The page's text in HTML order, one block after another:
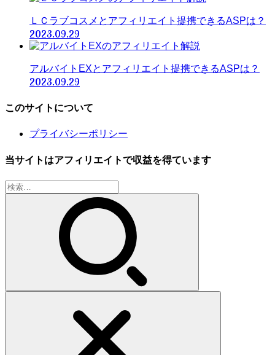
ＬＣラブコスメとアフィリエイト提携できるASPは？
2023.09.29
アルバイトEXとアフィリエイト提携できるASPは？
2023.09.29
このサイトについて
プライバシーポリシー
当サイトはアフィリエイトで収益を得ています
検
索: